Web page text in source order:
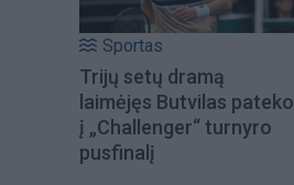
Sportas
Trijų setų dramą
laimėjęs Butvilas pateko
į „Challenger“ turnyro
pusfinalį